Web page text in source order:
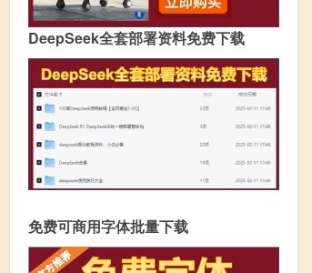
DeepSeek全套部署资料免费下载
免费可商用字体批量下载